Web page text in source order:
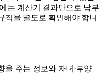
는 계산기 결과만으로 납부
칙을 별도로 확인해야 합니
을 주는 정보와 자녀·부양